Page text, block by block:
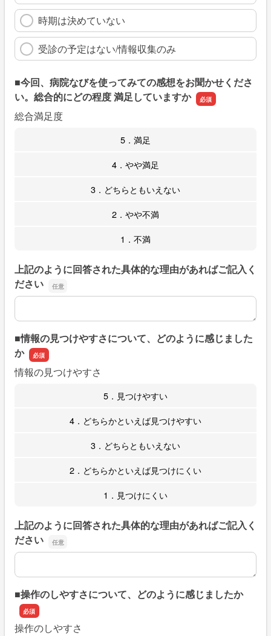
時期は決めていない
受診の予定はない/情報収集のみ
■今回、病院なびを使ってみての感想をお聞かせくださ
い。総合的にどの程度 満足していますか
総合満足度
5．満足
4．やや満足
3．どちらともいえない
2．やや不満
1．不満
上記のように回答された具体的な理由があればご記入く
ださい
上記のように回答された具体的な理由があればご記入くだ
■情報の見つけやすさについて、どのように感じました
か
情報の見つけやすさ
5．見つけやすい
4．どちらかといえば見つけやすい
3．どちらともいえない
2．どちらかといえば見つけにくい
1．見つけにくい
上記のように回答された具体的な理由があればご記入く
ださい
上記のように回答された具体的な理由があればご記入くだ
■操作のしやすさについて、どのように感じましたか
操作のしやすさ